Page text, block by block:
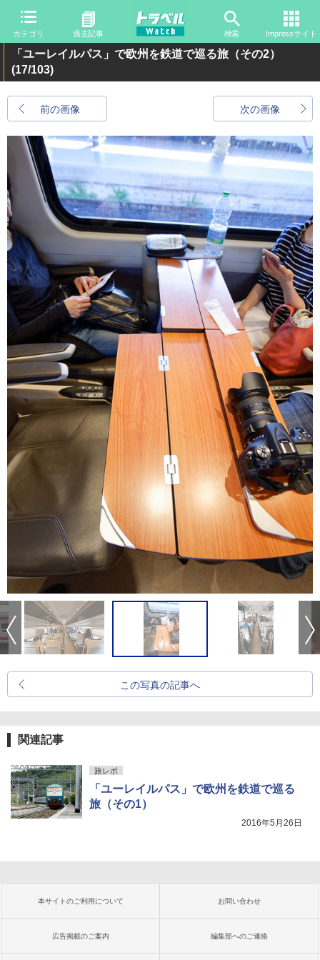
カテゴリ 過去記事 検索 Impressサイト
「ユーレイルパス」で欧州を鉄道で巡る旅（その2）
(17/103)
前の画像 次の画像
この写真の記事へ
関連記事
旅レポ
「ユーレイルパス」で欧州を鉄道で巡る
旅（その1）
2016年5月26日
本サイトのご利用について お問い合わせ
広告掲載のご案内 編集部へのご連絡